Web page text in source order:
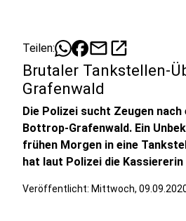
Teilen: mailopen_in_new
Brutaler Tankstellen-
Grafenwald
Die Polizei sucht Zeugen nach
Bottrop-Grafenwald. Ein
frühen Morgen in eine
hat laut Polizei die
Veröffentlicht: Mittwoch,